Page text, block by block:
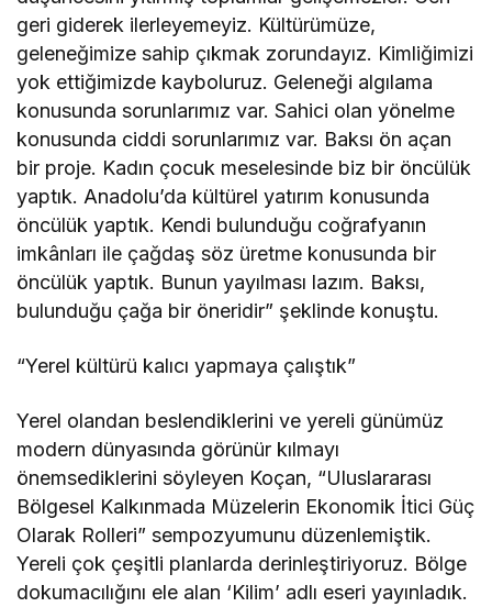
geri giderek ilerleyemeyiz. Kültürümüze,
geleneğimize sahip çıkmak zorundayız. Kimliğimizi
yok ettiğimizde kayboluruz. Geleneği algılama
konusunda sorunlarımız var. Sahici olan yönelme
konusunda ciddi sorunlarımız var. Baksı ön açan
bir proje. Kadın çocuk meselesinde biz bir öncülük
yaptık. Anadolu’da kültürel yatırım konusunda
öncülük yaptık. Kendi bulunduğu coğrafyanın
imkânları ile çağdaş söz üretme konusunda bir
öncülük yaptık. Bunun yayılması lazım. Baksı,
bulunduğu çağa bir öneridir” şeklinde konuştu.
“Yerel kültürü kalıcı yapmaya çalıştık”
Yerel olandan beslendiklerini ve yereli günümüz
modern dünyasında görünür kılmayı
önemsediklerini söyleyen Koçan, “Uluslararası
Bölgesel Kalkınmada Müzelerin Ekonomik İtici Güç
Olarak Rolleri” sempozyumunu düzenlemiştik.
Yereli çok çeşitli planlarda derinleştiriyoruz. Bölge
dokumacılığını ele alan ‘Kilim’ adlı eseri yayınladık.